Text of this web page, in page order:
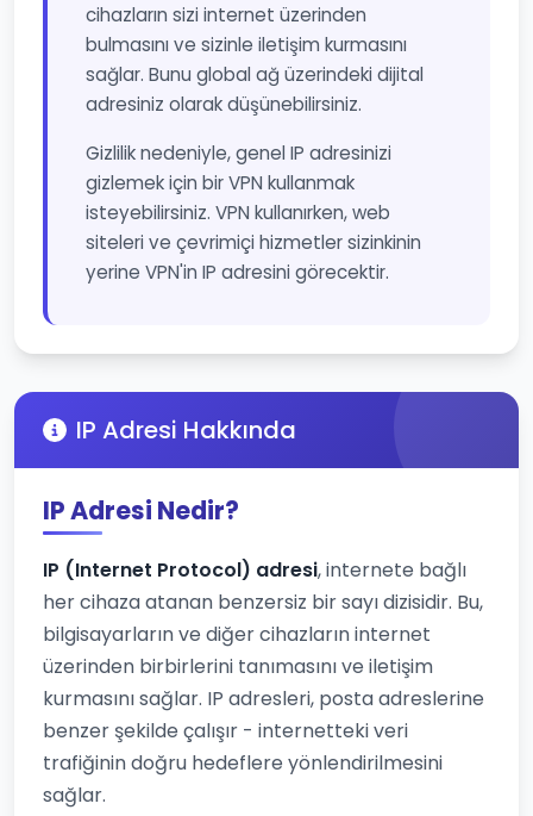
cihazların sizi internet üzerinden
bulmasını ve sizinle iletişim kurmasını
sağlar. Bunu global ağ üzerindeki dijital
adresiniz olarak düşünebilirsiniz.
Gizlilik nedeniyle, genel IP adresinizi
gizlemek için bir VPN kullanmak
isteyebilirsiniz. VPN kullanırken, web
siteleri ve çevrimiçi hizmetler sizinkinin
yerine VPN'in IP adresini görecektir.
IP Adresi Hakkında
IP Adresi Nedir?
IP (Internet Protocol) adresi, internete bağlı
her cihaza atanan benzersiz bir sayı dizisidir. Bu,
bilgisayarların ve diğer cihazların internet
üzerinden birbirlerini tanımasını ve iletişim
kurmasını sağlar. IP adresleri, posta adreslerine
benzer şekilde çalışır - internetteki veri
trafiğinin doğru hedeflere yönlendirilmesini
sağlar.